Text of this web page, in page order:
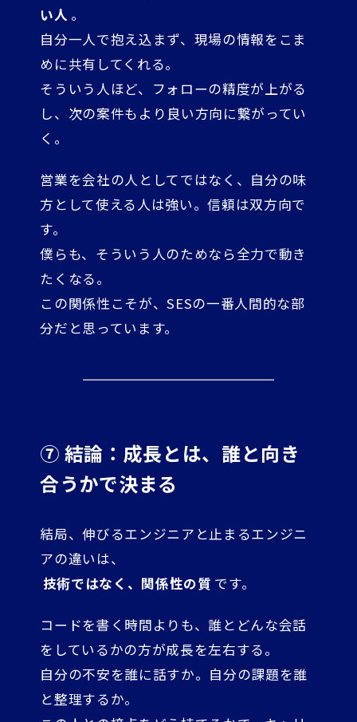
い人 。
自分一人で抱え込まず、現場の情報をこま
めに共有してくれる。
そういう人ほど、フォローの精度が上がる
し、次の案件もより良い方向に繋がってい
く。
営業を会社の人としてではなく、自分の味
方として使える人は強い。信頼は双方向で
す。
僕らも、そういう人のためなら全力で動き
たくなる。
この関係性こそが、SESの一番人間的な部
分だと思っています。
⑦ 結論：成長とは、誰と向き
合うかで決まる
結局、伸びるエンジニアと止まるエンジニ
アの違いは、
技術ではなく、関係性の質 です。
コードを書く時間よりも、誰とどんな会話
をしているかの方が成長を左右する。
自分の不安を誰に話すか。自分の課題を誰
と整理するか。